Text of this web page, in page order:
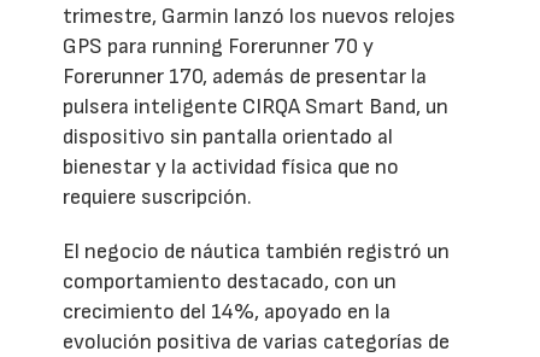
trimestre, Garmin lanzó los nuevos relojes
GPS para running Forerunner 70 y
Forerunner 170, además de presentar la
pulsera inteligente CIRQA Smart Band, un
dispositivo sin pantalla orientado al
bienestar y la actividad física que no
requiere suscripción.
El negocio de náutica también registró un
comportamiento destacado, con un
crecimiento del 14%, apoyado en la
evolución positiva de varias categorías de